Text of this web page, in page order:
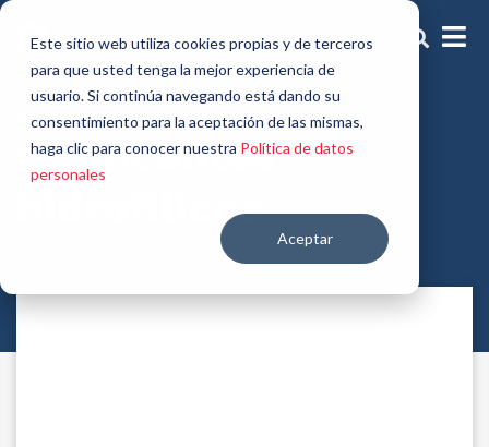
Este sitio web utiliza cookies propias y de terceros
para que usted tenga la mejor experiencia de
usuario. Si continúa navegando está dando su
consentimiento para la aceptación de las mismas,
haga clic para conocer nuestra Política de datos
personales
Aceptar
Modificadores de Reología
Gelificantes
hidrofílicos